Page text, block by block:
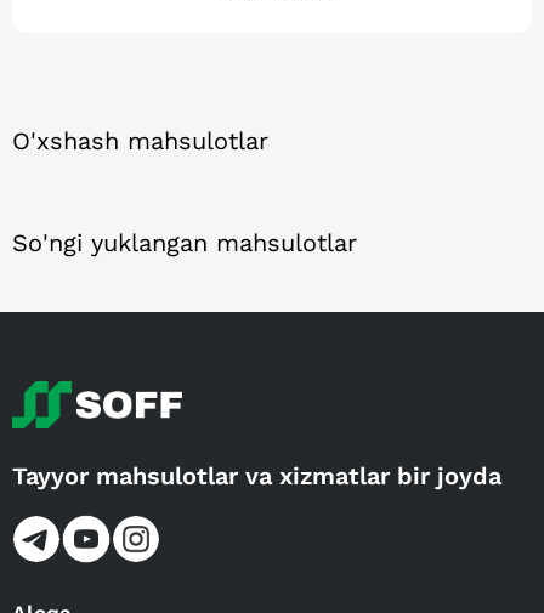
O'xshash mahsulotlar
So'ngi yuklangan mahsulotlar
Tayyor mahsulotlar va xizmatlar bir joyda